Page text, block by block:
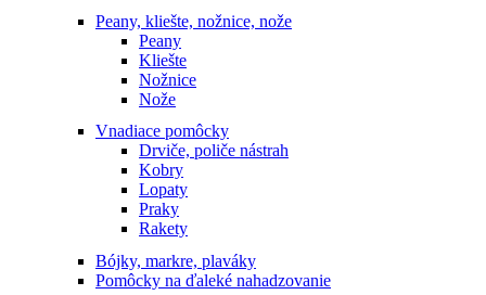
Peany, kliešte, nožnice, nože
Peany
Kliešte
Nožnice
Nože
Vnadiace pomôcky
Drviče, poliče nástrah
Kobry
Lopaty
Praky
Rakety
Bójky, markre, plaváky
Pomôcky na ďaleké nahadzovanie